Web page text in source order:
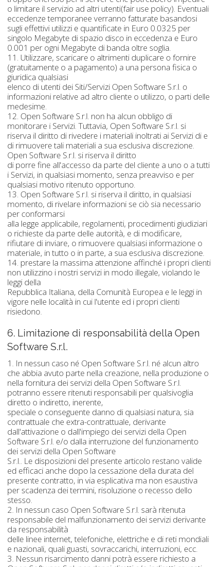
o limitare il servizio ad altri utenti(fair use policy). Eventuali
eccedenze temporanee verranno fatturate basandosi
sugli effettivi utilizzi e quantificate in Euro 0.0325 per
singolo Megabyte di spazio disco in eccedenza e Euro
0.001 per ogni Megabyte di banda oltre soglia.
11. Utilizzare, scaricare o altrimenti duplicare o fornire
(gratuitamente o a pagamento) a una persona fisica o
giuridica qualsiasi
elenco di utenti dei Siti/Servizi Open Software S.r.l. o
informazioni relative ad altro cliente o utilizzo, o parti delle
medesime.
12. Open Software S.r.l. non ha alcun obbligo di
monitorare i Servizi. Tuttavia, Open Software S.r.l. si
riserva il diritto di rivedere i materiali inoltrati ai Servizi di e
di rimuovere tali materiali a sua esclusiva discrezione.
Open Software S.r.l. si riserva il diritto
di porre fine all'accesso da parte del cliente a uno o a tutti
i Servizi, in qualsiasi momento, senza preavviso e per
qualsiasi motivo ritenuto opportuno.
13. Open Software S.r.l. si riserva il diritto, in qualsiasi
momento, di rivelare informazioni se ciò sia necessario
per conformarsi
alla legge applicabile, regolamenti, procedimenti giudiziari
o richieste da parte delle autorità, e di modificare,
rifiutare di inviare, o rimuovere qualsiasi informazione o
materiale, in tutto o in parte, a sua esclusiva discrezione.
14. prestare la massima attenzione affinché i propri clienti
non utilizzino i nostri servizi in modo illegale, violando le
leggi della
Repubblica Italiana, della Comunità Europea e le leggi in
vigore nelle località in cui l'utente ed i propri clienti
risiedono.
6. Limitazione di responsabilità della Open
Software S.r.l.
1. In nessun caso né Open Software S.r.l. né alcun altro
che abbia avuto parte nella creazione, nella produzione o
nella fornitura dei servizi della Open Software S.r.l.
potranno essere ritenuti responsabili per qualsivoglia
diretto o indiretto, inerente,
speciale o conseguente danno di qualsiasi natura, sia
contrattuale che extra-contrattuale, derivante
dall'attivazione o dall'impiego dei servizi della Open
Software S.r.l. e/o dalla interruzione del funzionamento
dei servizi della Open Software
S.r.l.. Le disposizioni del presente articolo restano valide
ed efficaci anche dopo la cessazione della durata del
presente contratto, in via esplicativa ma non esaustiva
per scadenza dei termini, risoluzione o recesso dello
stesso.
2. In nessun caso Open Software S.r.l. sarà ritenuta
responsabile del malfunzionamento dei servizi derivante
da responsabilità
delle linee internet, telefoniche, elettriche e di reti mondiali
e nazionali, quali guasti, sovraccarichi, interruzioni, ecc.
3. Nessun risarcimento danni potrà essere richiesto a